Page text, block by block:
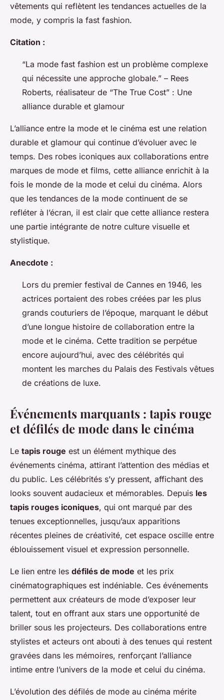
vêtements qui reflètent les tendances actuelles de la
mode, y compris la fast fashion.
Citation :
“La mode fast fashion est un problème complexe
qui nécessite une approche globale.” – Rees
Roberts, réalisateur de “The True Cost” : Une
alliance durable et glamour
L’alliance entre la mode et le cinéma est une relation
durable et glamour qui continue d’évoluer avec le
temps. Des robes iconiques aux collaborations entre
marques de mode et films, cette alliance enrichit à la
fois le monde de la mode et celui du cinéma. Alors
que les tendances de la mode continuent de se
refléter à l’écran, il est clair que cette alliance restera
une partie intégrante de notre culture visuelle et
stylistique.
Anecdote :
Lors du premier festival de Cannes en 1946, les
actrices portaient des robes créées par les plus
grands couturiers de l’époque, marquant le début
d’une longue histoire de collaboration entre la
mode et le cinéma. Cette tradition se perpétue
encore aujourd’hui, avec des célébrités qui
montent les marches du Palais des Festivals vêtues
de créations de luxe.
Événements marquants : tapis rouge
et défilés de mode dans le cinéma
Le tapis rouge est un élément mythique des
événements cinéma, attirant l’attention des médias et
du public. Les célébrités s’y pressent, affichant des
looks souvent audacieux et mémorables. Depuis les
tapis rouges iconiques, qui ont marqué par des
tenues exceptionnelles, jusqu’aux apparitions
récentes pleines de créativité, cet espace oscille entre
éblouissement visuel et expression personnelle.
Le lien entre les défilés de mode et les prix
cinématographiques est indéniable. Ces événements
permettent aux créateurs de mode d’exposer leur
talent, tout en offrant aux stars une opportunité de
briller sous les projecteurs. Des collaborations entre
stylistes et acteurs ont abouti à des tenues qui restent
gravées dans les mémoires, renforçant l’alliance
intime entre l’univers de la mode et celui du cinéma.
L’évolution des défilés de mode au cinéma mérite